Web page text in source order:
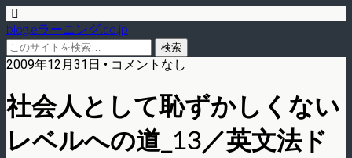
blog.eラーニング.co.jp
2009年12月31日 • コメントなし
社会人として恥ずかしくない
レベルへの道_13／英文法ド